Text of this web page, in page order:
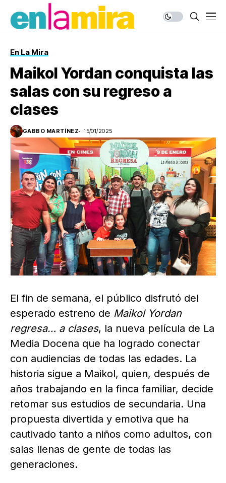
En La Mira
Maikol Yordan conquista las
salas con su regreso a
clases
GABBO MARTÍNEZ 15/01/2025
El fin de semana, el público disfrutó del
esperado estreno de Maikol Yordan
regresa… a clases, la nueva película de La
Media Docena que ha logrado conectar
con audiencias de todas las edades. La
historia sigue a Maikol, quien, después de
años trabajando en la finca familiar, decide
retomar sus estudios de secundaria. Una
propuesta divertida y emotiva que ha
cautivado tanto a niños como adultos, con
salas llenas de gente de todas las
generaciones.